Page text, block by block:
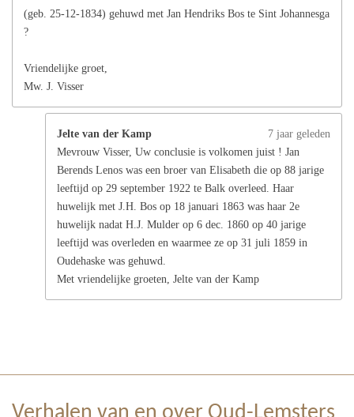
(geb. 25-12-1834) gehuwd met Jan Hendriks Bos te Sint Johannesga
?
Vriendelijke groet,
Mw. J. Visser
Jelte van der Kamp
7 jaar geleden
Mevrouw Visser, Uw conclusie is volkomen juist ! Jan
Berends Lenos was een broer van Elisabeth die op 88 jarige
leeftijd op 29 september 1922 te Balk overleed. Haar
huwelijk met J.H. Bos op 18 januari 1863 was haar 2e
huwelijk nadat H.J. Mulder op 6 dec. 1860 op 40 jarige
leeftijd was overleden en waarmee ze op 31 juli 1859 in
Oudehaske was gehuwd.
Met vriendelijke groeten, Jelte van der Kamp